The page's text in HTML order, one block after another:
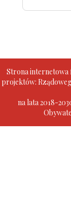
Strona internetowa
projektów:
na lata 2018-